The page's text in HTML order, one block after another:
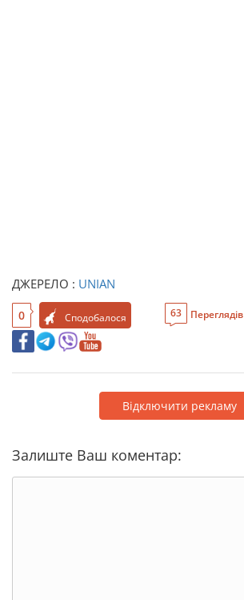
ДЖЕРЕЛО : UNIAN
0 Сподобалося 63 Переглядів
Відключити рекламу
Залиште Ваш коментар: